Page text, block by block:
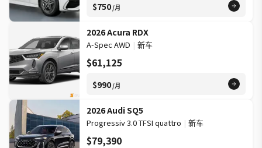
$750/月
2026 Acura RDX
A-Spec AWD | 新车
$61,125
$990/月
2026 Audi SQ5
Progressiv 3.0 TFSI quattro | 新车
$79,390